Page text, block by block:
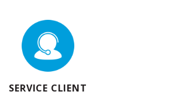
SERVICE CLIENT